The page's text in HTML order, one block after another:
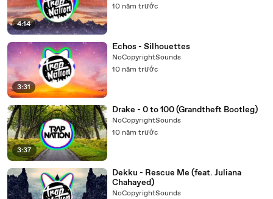
4:14
10 năm trước
3:31
Echos - Silhouettes
NoCopyrightSounds
10 năm trước
3:37
Drake - 0 to 100 (Grandtheft Bootleg)
NoCopyrightSounds
10 năm trước
Dekku - Rescue Me (feat. Juliana
Chahayed)
NoCopyrightSounds